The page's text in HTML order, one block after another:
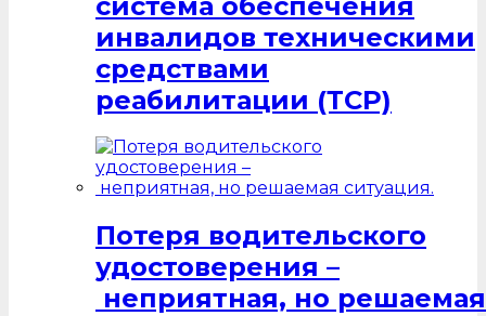
инвалидов техническими
средствами
реабилитации (ТСР)
Потеря водительского
удостоверения –
неприятная, но